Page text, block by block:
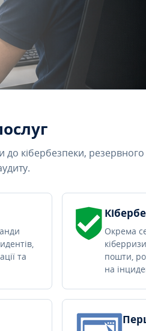
кібербезпеки, резервного
та
Окрема
пошти,
на